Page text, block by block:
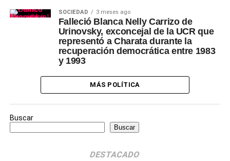
SOCIEDAD 3 meses ago
Falleció Blanca Nelly Carrizo de
Urinovsky, exconcejal de la UCR que
representó a Charata durante la
recuperación democrática entre 1983
y 1993
MÁS POLÍTICA
Buscar
Buscar
DESTACADO